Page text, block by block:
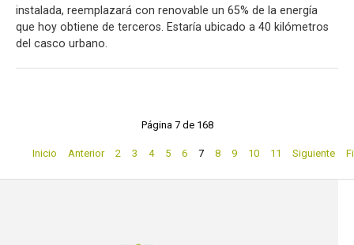
instalada, reemplazará con renovable un 65% de la energía
que hoy obtiene de terceros. Estaría ubicado a 40 kilómetros
del casco urbano.
Página 7 de 168
Inicio Anterior 2 3 4 5 6 7 8 9 10 11 Siguiente